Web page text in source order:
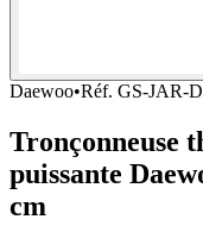
Daewoo•Réf. GS-JAR-
Tronçonneuse
puissante
cm